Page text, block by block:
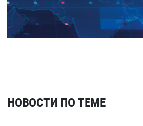
НОВОСТИ ПО ТЕМЕ